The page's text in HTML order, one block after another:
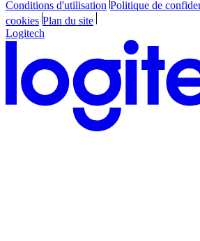
Conditions d'utilisation Politique de
cookies Plan du site
Logitech